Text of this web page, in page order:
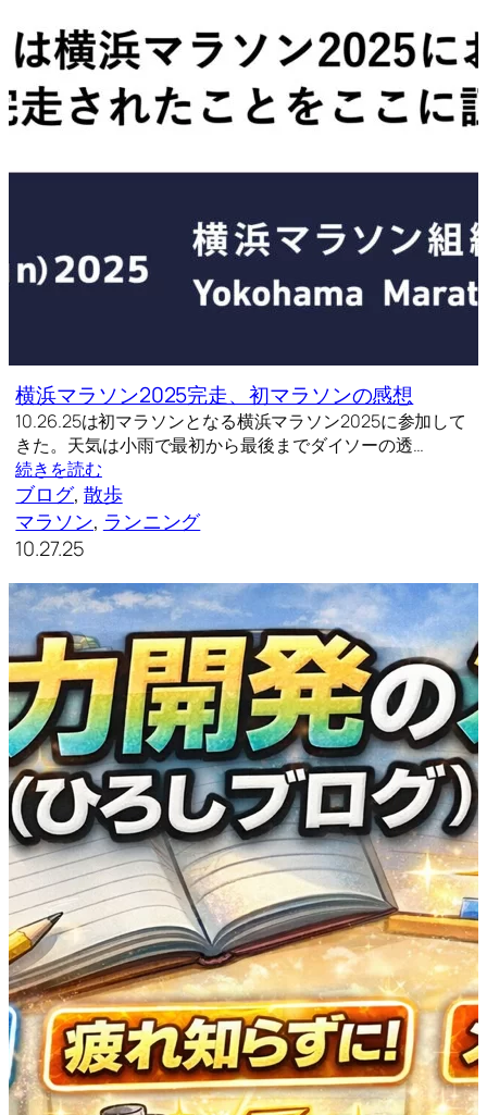
横浜マラソン2025完走、初マラソンの感想
10.26.25は初マラソンとなる横浜マラソン2025に参加して
きた。天気は小雨で最初から最後までダイソーの透…
続きを読む
ブログ, 散歩
マラソン, ランニング
10.27.25